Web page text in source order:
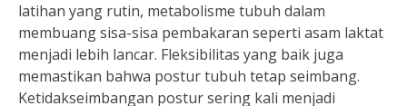
latihan yang rutin, metabolisme tubuh dalam
membuang sisa-sisa pembakaran seperti asam laktat
menjadi lebih lancar. Fleksibilitas yang baik juga
memastikan bahwa postur tubuh tetap seimbang.
Ketidakseimbangan postur sering kali menjadi